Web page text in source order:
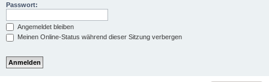
Passwort:
Angemeldet bleiben
Meinen Online-Status während dieser Sitzung verbergen